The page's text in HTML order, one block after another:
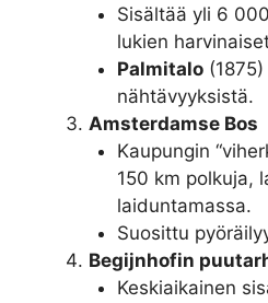
Sisältää yli 6
lukien
Palmitalo(1875)
nähtävyyksistä.
Amsterdamse Bos
Kaupungin
150 km polkuja,
laiduntamassa.
Suosittu
Begijnhofin
Keskiaikainen